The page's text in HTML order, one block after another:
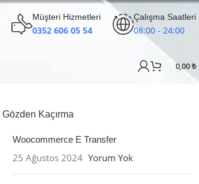
Müşteri Hizmetleri
0352 606 05 54
Çalışma Saatleri
08:00 - 24:00
0,00₺
Gözden Kaçırma
Woocommerce E Transfer
25 Ağustos 2024 Yorum Yok